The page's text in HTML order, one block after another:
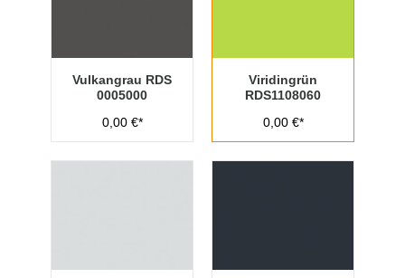
Vulkangrau RDS
0005000
0,00 €*
Viridingrün
RDS1108060
0,00 €*